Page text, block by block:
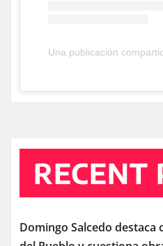
RECENT
Domingo Salcedo destaca